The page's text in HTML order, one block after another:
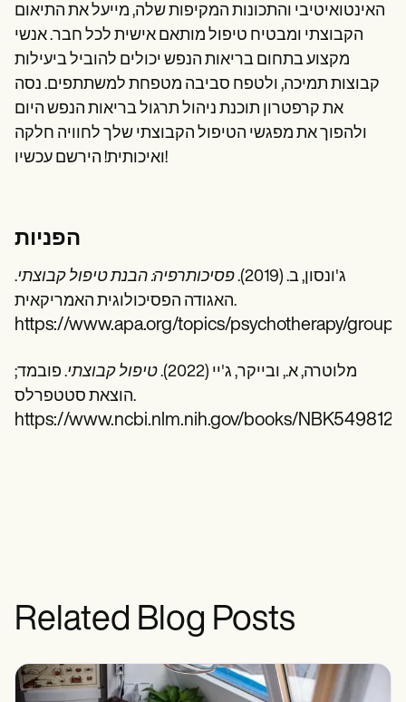
האינטואיטיבי והתכונות המקיפות שלה, מייעל את התיאום
הקבוצתי ומבטיח טיפול מותאם אישית לכל חבר. אנשי
מקצוע בתחום בריאות הנפש יכולים להוביל ביעילות
קבוצות תמיכה, ולטפח סביבה מטפחת למשתתפים. נסה
את קרפטרון תוכנת ניהול תרגול בריאות הנפש היום
ולהפוך את מפגשי הטיפול הקבוצתי שלך לחוויה חלקה
ואיכותית! הירשם עכשיו!
הפניות
ג'ונסון, ב. (2019). פסיכותרפיה: הבנת טיפול קבוצתי.
האגודה הפסיכולוגית האמריקאית.
https://www.apa.org/topics/psychotherapy/group-
מלוטרה, א., ובייקר, ג'יי (2022). טיפול קבוצתי. פובמד;
הוצאת סטטפרלס.
https://www.ncbi.nlm.nih.gov/books/NBK549812/
Related Blog Posts